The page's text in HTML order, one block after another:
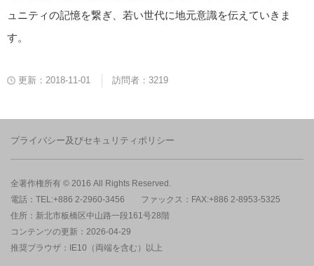
ュニティの記憶を繋ぎ、若い世代に地元意識を伝えていきま
す。
更新：2018-11-01 訪問者：3219
プライバシー及びセキュリティポリシー
全著作権所有 © 2016 All Rights Reserved.
電話：TEL:+886 2-2960-3456
ファックス：FAX:+886 2-8953-5325
住所：新北市板橋区中山路一段161号28階
コンテンツの更新：2026-04-29
推奨ブラウザ：IE10（両端を含む）以上